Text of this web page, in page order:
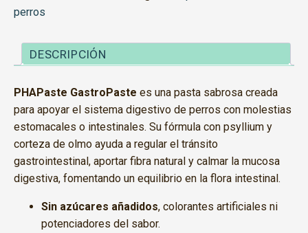
perros
DESCRIPCIÓN
PHAPaste GastroPaste es una pasta sabrosa creada
para apoyar el sistema digestivo de perros con molestias
estomacales o intestinales. Su fórmula con psyllium y
corteza de olmo ayuda a regular el tránsito
gastrointestinal, aportar fibra natural y calmar la mucosa
digestiva, fomentando un equilibrio en la flora intestinal.
Sin azúcares añadidos, colorantes artificiales ni
potenciadores del sabor.